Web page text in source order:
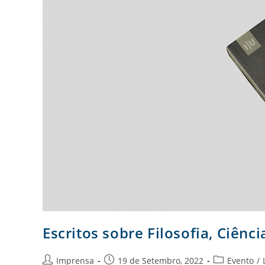
Escritos sobre Filosofia,
Imprensa 19 de Setembro, 2022 Evento /